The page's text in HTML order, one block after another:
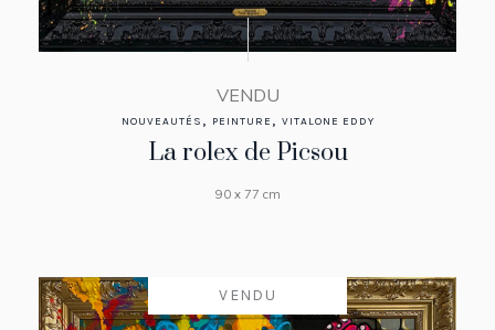
VENDU
NOUVEAUTÉS , PEINTURE , VITALONE EDDY
La rolex de Picsou
90 x 77 cm
VENDU